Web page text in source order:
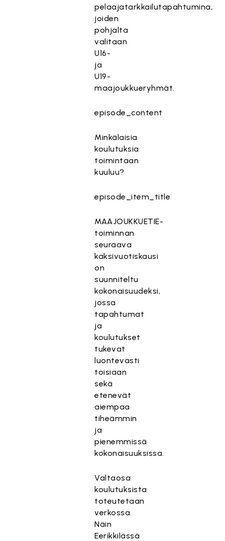
pelaajatarkkailutapahtumina,
joiden
pohjalta
valitaan
U16-
ja
U19-
maajoukkueryhmät.
episode_content
Minkälaisia
koulutuksia
toimintaan
kuuluu?
episode_item_title
MAAJOUKKUETIE-
toiminnan
seuraava
kaksivuotiskausi
on
suunniteltu
kokonaisuudeksi,
jossa
tapahtumat
ja
koulutukset
tukevat
luontevasti
toisiaan
sekä
etenevät
aiempaa
tiheämmin
ja
pienemmissä
kokonaisuuksissa.
Valtaosa
koulutuksista
toteutetaan
verkossa.
Näin
Eerikkilässä